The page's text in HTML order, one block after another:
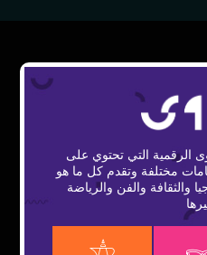
The Video Cloud video
Session ID:2026-08-
vidbcove
الرقمية التي تحتوي على
مختلفة وتقدم كل ما هو
والثقافة والفن والرياضة